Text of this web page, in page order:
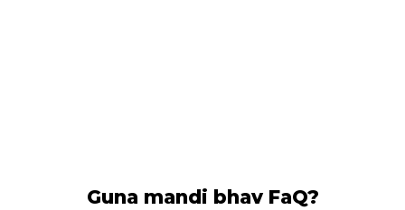
Guna mandi bhav FaQ?